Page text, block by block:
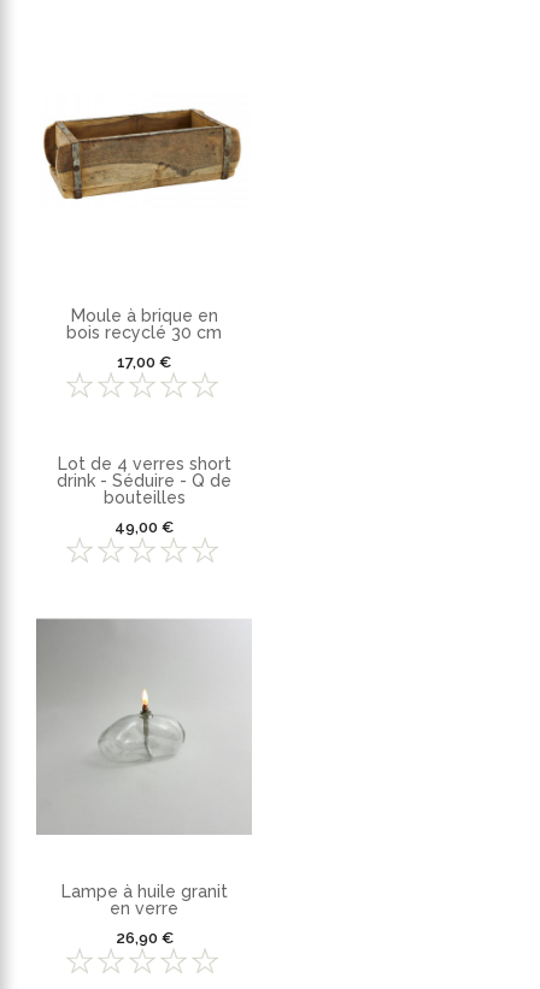
Moule à brique en
bois recyclé 30 cm
17,00 €
Lot de 4 verres short
drink - Séduire - Q de
bouteilles
49,00 €
Lampe à huile granit
en verre
26,90 €